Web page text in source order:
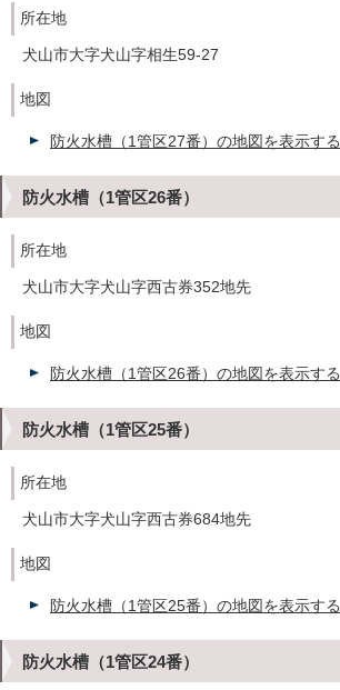
所在地
犬山市大字犬山字相生59-27
地図
防火水槽（1管区27番）の地図を表示する
防火水槽（1管区26番）
所在地
犬山市大字犬山字西古券352地先
地図
防火水槽（1管区26番）の地図を表示する
防火水槽（1管区25番）
所在地
犬山市大字犬山字西古券684地先
地図
防火水槽（1管区25番）の地図を表示する
防火水槽（1管区24番）